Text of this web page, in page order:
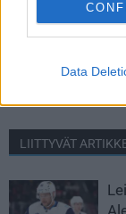
Data
Tshekki lähetti
dramaattisesti
LIITTYVÄT